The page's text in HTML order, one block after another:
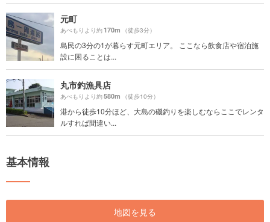
元町
あべもりより約170m （徒歩3分）
島民の3分の1が暮らす元町エリア。 ここなら飲食店や宿泊施
設に困ることは...
丸市釣漁具店
あべもりより約580m （徒歩10分）
港から徒歩10分ほど、大島の磯釣りを楽しむならここでレンタ
ルすれば間違い...
基本情報
地図を見る